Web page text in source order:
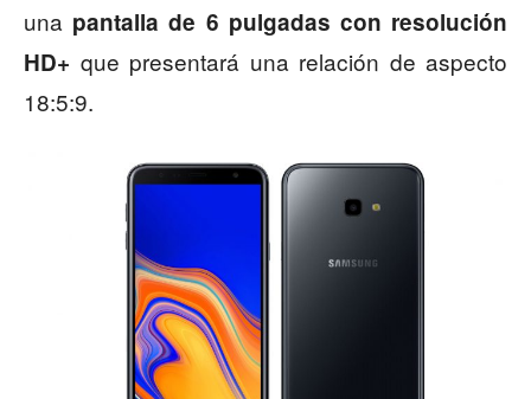
una pantalla de 6 pulgadas con resolución
HD+ que presentará una relación de aspecto
18:5:9.